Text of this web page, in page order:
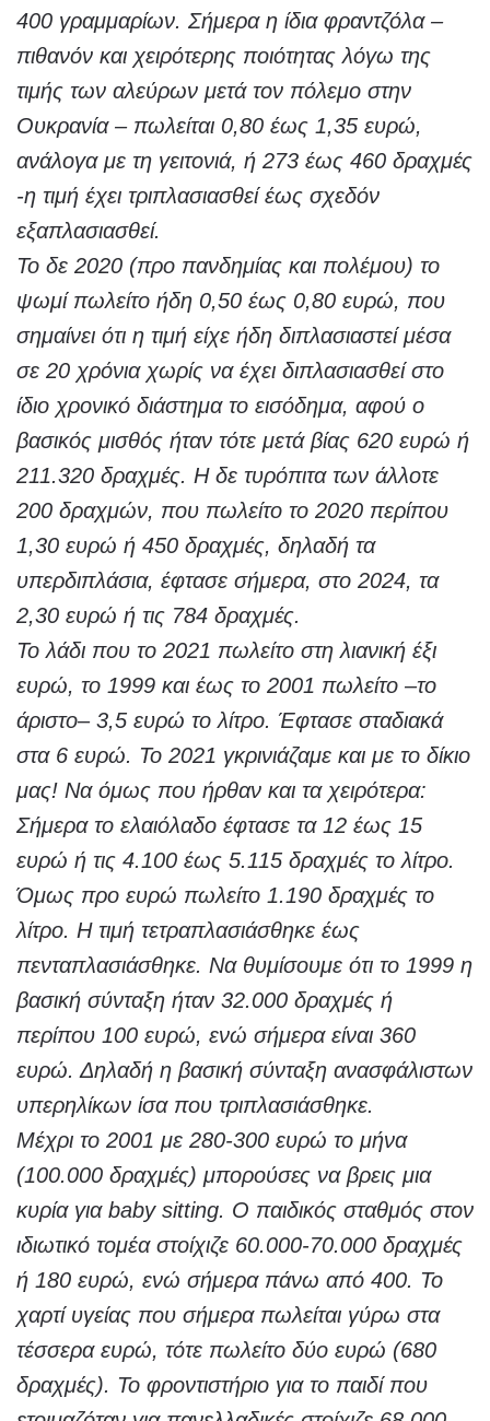
400 γραμμαρίων. Σήμερα η ίδια φραντζόλα –
πιθανόν και χειρότερης ποιότητας λόγω της
τιμής των αλεύρων μετά τον πόλεμο στην
Ουκρανία – πωλείται 0,80 έως 1,35 ευρώ,
ανάλογα με τη γειτονιά, ή 273 έως 460 δραχμές
-η τιμή έχει τριπλασιασθεί έως σχεδόν
εξαπλασιασθεί.
Το δε 2020 (προ πανδημίας και πολέμου) το
ψωμί πωλείτο ήδη 0,50 έως 0,80 ευρώ, που
σημαίνει ότι η τιμή είχε ήδη διπλασιαστεί μέσα
σε 20 χρόνια χωρίς να έχει διπλασιασθεί στο
ίδιο χρονικό διάστημα το εισόδημα, αφού ο
βασικός μισθός ήταν τότε μετά βίας 620 ευρώ ή
211.320 δραχμές. Η δε τυρόπιτα των άλλοτε
200 δραχμών, που πωλείτο το 2020 περίπου
1,30 ευρώ ή 450 δραχμές, δηλαδή τα
υπερδιπλάσια, έφτασε σήμερα, στο 2024, τα
2,30 ευρώ ή τις 784 δραχμές.
Το λάδι που το 2021 πωλείτο στη λιανική έξι
ευρώ, το 1999 και έως το 2001 πωλείτο –το
άριστο– 3,5 ευρώ το λίτρο. Έφτασε σταδιακά
στα 6 ευρώ. Το 2021 γκρινιάζαμε και με το δίκιο
μας! Να όμως που ήρθαν και τα χειρότερα:
Σήμερα το ελαιόλαδο έφτασε τα 12 έως 15
ευρώ ή τις 4.100 έως 5.115 δραχμές το λίτρο.
Όμως προ ευρώ πωλείτο 1.190 δραχμές το
λίτρο. Η τιμή τετραπλασιάσθηκε έως
πενταπλασιάσθηκε. Να θυμίσουμε ότι το 1999 η
βασική σύνταξη ήταν 32.000 δραχμές ή
περίπου 100 ευρώ, ενώ σήμερα είναι 360
ευρώ. Δηλαδή η βασική σύνταξη ανασφάλιστων
υπερηλίκων ίσα που τριπλασιάσθηκε.
Μέχρι το 2001 με 280-300 ευρώ το μήνα
(100.000 δραχμές) μπορούσες να βρεις μια
κυρία για baby sitting. Ο παιδικός σταθμός στον
ιδιωτικό τομέα στοίχιζε 60.000-70.000 δραχμές
ή 180 ευρώ, ενώ σήμερα πάνω από 400. Το
χαρτί υγείας που σήμερα πωλείται γύρω στα
τέσσερα ευρώ, τότε πωλείτο δύο ευρώ (680
δραχμές). Το φροντιστήριο για το παιδί που